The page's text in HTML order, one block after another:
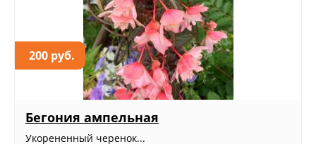
200 руб.
Бегония ампельная
Укорененный черенок...